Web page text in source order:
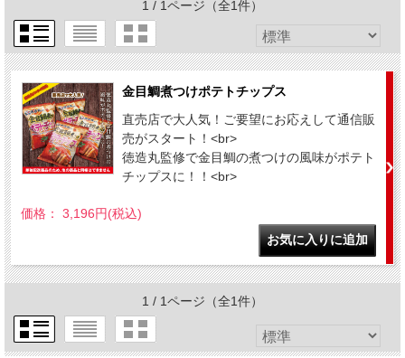
1 / 1ページ （全1件）
金目鯛煮つけポテトチップス
直売店で大人気！ご要望にお応えして通信販
売がスタート！<br>
徳造丸監修で金目鯛の煮つけの風味がポテト
チップスに！！<br>
価格： 3,196円(税込)
1 / 1ページ （全1件）